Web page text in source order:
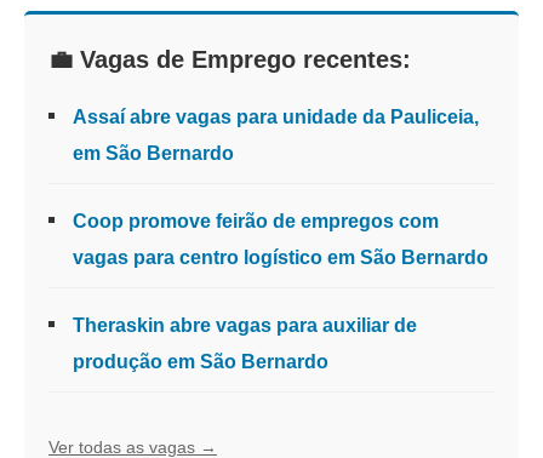
💼 Vagas de Emprego recentes:
Assaí abre vagas para unidade da Pauliceia,
em São Bernardo
Coop promove feirão de empregos com
vagas para centro logístico em São Bernardo
Theraskin abre vagas para auxiliar de
produção em São Bernardo
Ver todas as vagas →